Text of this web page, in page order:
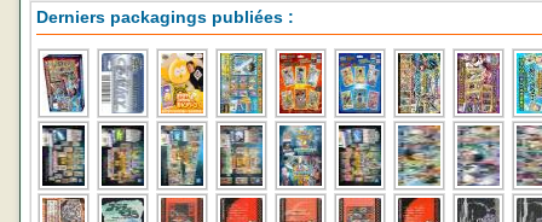
Derniers packagings publiées :